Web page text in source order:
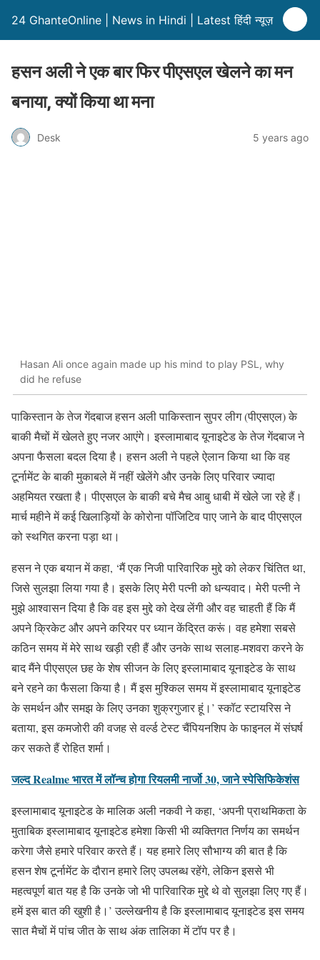
24 GhanteOnline | News in Hindi | Latest हिंदी न्यूज़
हसन अली ने एक बार फिर पीएसएल खेलने का मन
बनाया, क्यों किया था मना
Desk 5 years ago
Hasan Ali once again made up his mind to play PSL, why
did he refuse
पाकिस्तान के तेज गेंदबाज हसन अली पाकिस्तान सुपर लीग (पीएसएल) के
बाकी मैचों में खेलते हुए नजर आएंगे। इस्लामाबाद यूनाइटेड के तेज गेंदबाज ने
अपना फैसला बदल दिया है। हसन अली ने पहले ऐलान किया था कि वह
टूर्नामेंट के बाकी मुकाबले में नहीं खेलेंगे और उनके लिए परिवार ज्यादा
अहमियत रखता है। पीएसएल के बाकी बचे मैच आबु धाबी में खेले जा रहे हैं।
मार्च महीने में कई खिलाड़ियों के कोरोना पॉजिटिव पाए जाने के बाद पीएसएल
को स्थगित करना पड़ा था।
हसन ने एक बयान में कहा, ‘मैं एक निजी पारिवारिक मुद्दे को लेकर चिंतित था,
जिसे सुलझा लिया गया है। इसके लिए मेरी पत्नी को धन्यवाद। मेरी पत्नी ने
मुझे आश्वासन दिया है कि वह इस मुद्दे को देख लेंगी और वह चाहती हैं कि मैं
अपने क्रिकेट और अपने करियर पर ध्यान केंद्रित करूं। वह हमेशा सबसे
कठिन समय में मेरे साथ खड़ी रही हैं और उनके साथ सलाह-मशवरा करने के
बाद मैंने पीएसएल छह के शेष सीजन के लिए इस्लामाबाद यूनाइटेड के साथ
बने रहने का फैसला किया है। मैं इस मुश्किल समय में इस्लामाबाद यूनाइटेड
के समर्थन और समझ के लिए उनका शुक्रगुजार हूं।’ स्कॉट स्टायरिस ने
बताया, इस कमजोरी की वजह से वर्ल्ड टेस्ट चैंपियनशिप के फाइनल में संघर्ष
कर सकते हैं रोहित शर्मा।
जल्द Realme भारत में लॉन्च होगा रियलमी नार्जो 30, जाने स्पेसिफिकेशंस
इस्लामाबाद यूनाइटेड के मालिक अली नकवी ने कहा, ‘अपनी प्राथमिकता के
मुताबिक इस्लामाबाद यूनाइटेड हमेशा किसी भी व्यक्तिगत निर्णय का समर्थन
करेगा जैसे हमारे परिवार करते हैं। यह हमारे लिए सौभाग्य की बात है कि
हसन शेष टूर्नामेंट के दौरान हमारे लिए उपलब्ध रहेंगे, लेकिन इससे भी
महत्वपूर्ण बात यह है कि उनके जो भी पारिवारिक मुद्दे थे वो सुलझा लिए गए हैं।
हमें इस बात की खुशी है।’ उल्लेखनीय है कि इस्लामाबाद यूनाइटेड इस समय
सात मैचों में पांच जीत के साथ अंक तालिका में टॉप पर है।